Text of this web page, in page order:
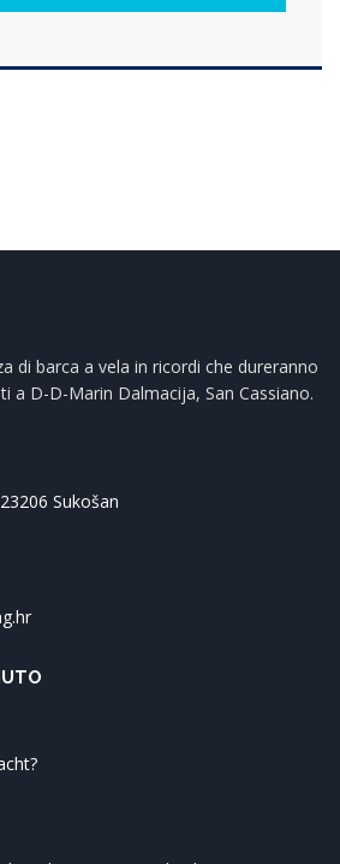
di barca a vela in ricordi che dureranno
a D-D-Marin Dalmacija, San Cassiano.
Sukošan